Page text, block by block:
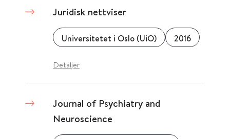
Juridisk nettviser
Universitetet i Oslo (UiO) 2016
Detaljer
Journal of Psychiatry and
Neuroscience